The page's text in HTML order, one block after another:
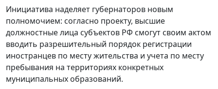
Инициатива наделяет губернаторов новым
полномочием: согласно проекту, высшие
должностные лица субъектов РФ смогут своим актом
вводить разрешительный порядок регистрации
иностранцев по месту жительства и учета по месту
пребывания на территориях конкретных
муниципальных образований.